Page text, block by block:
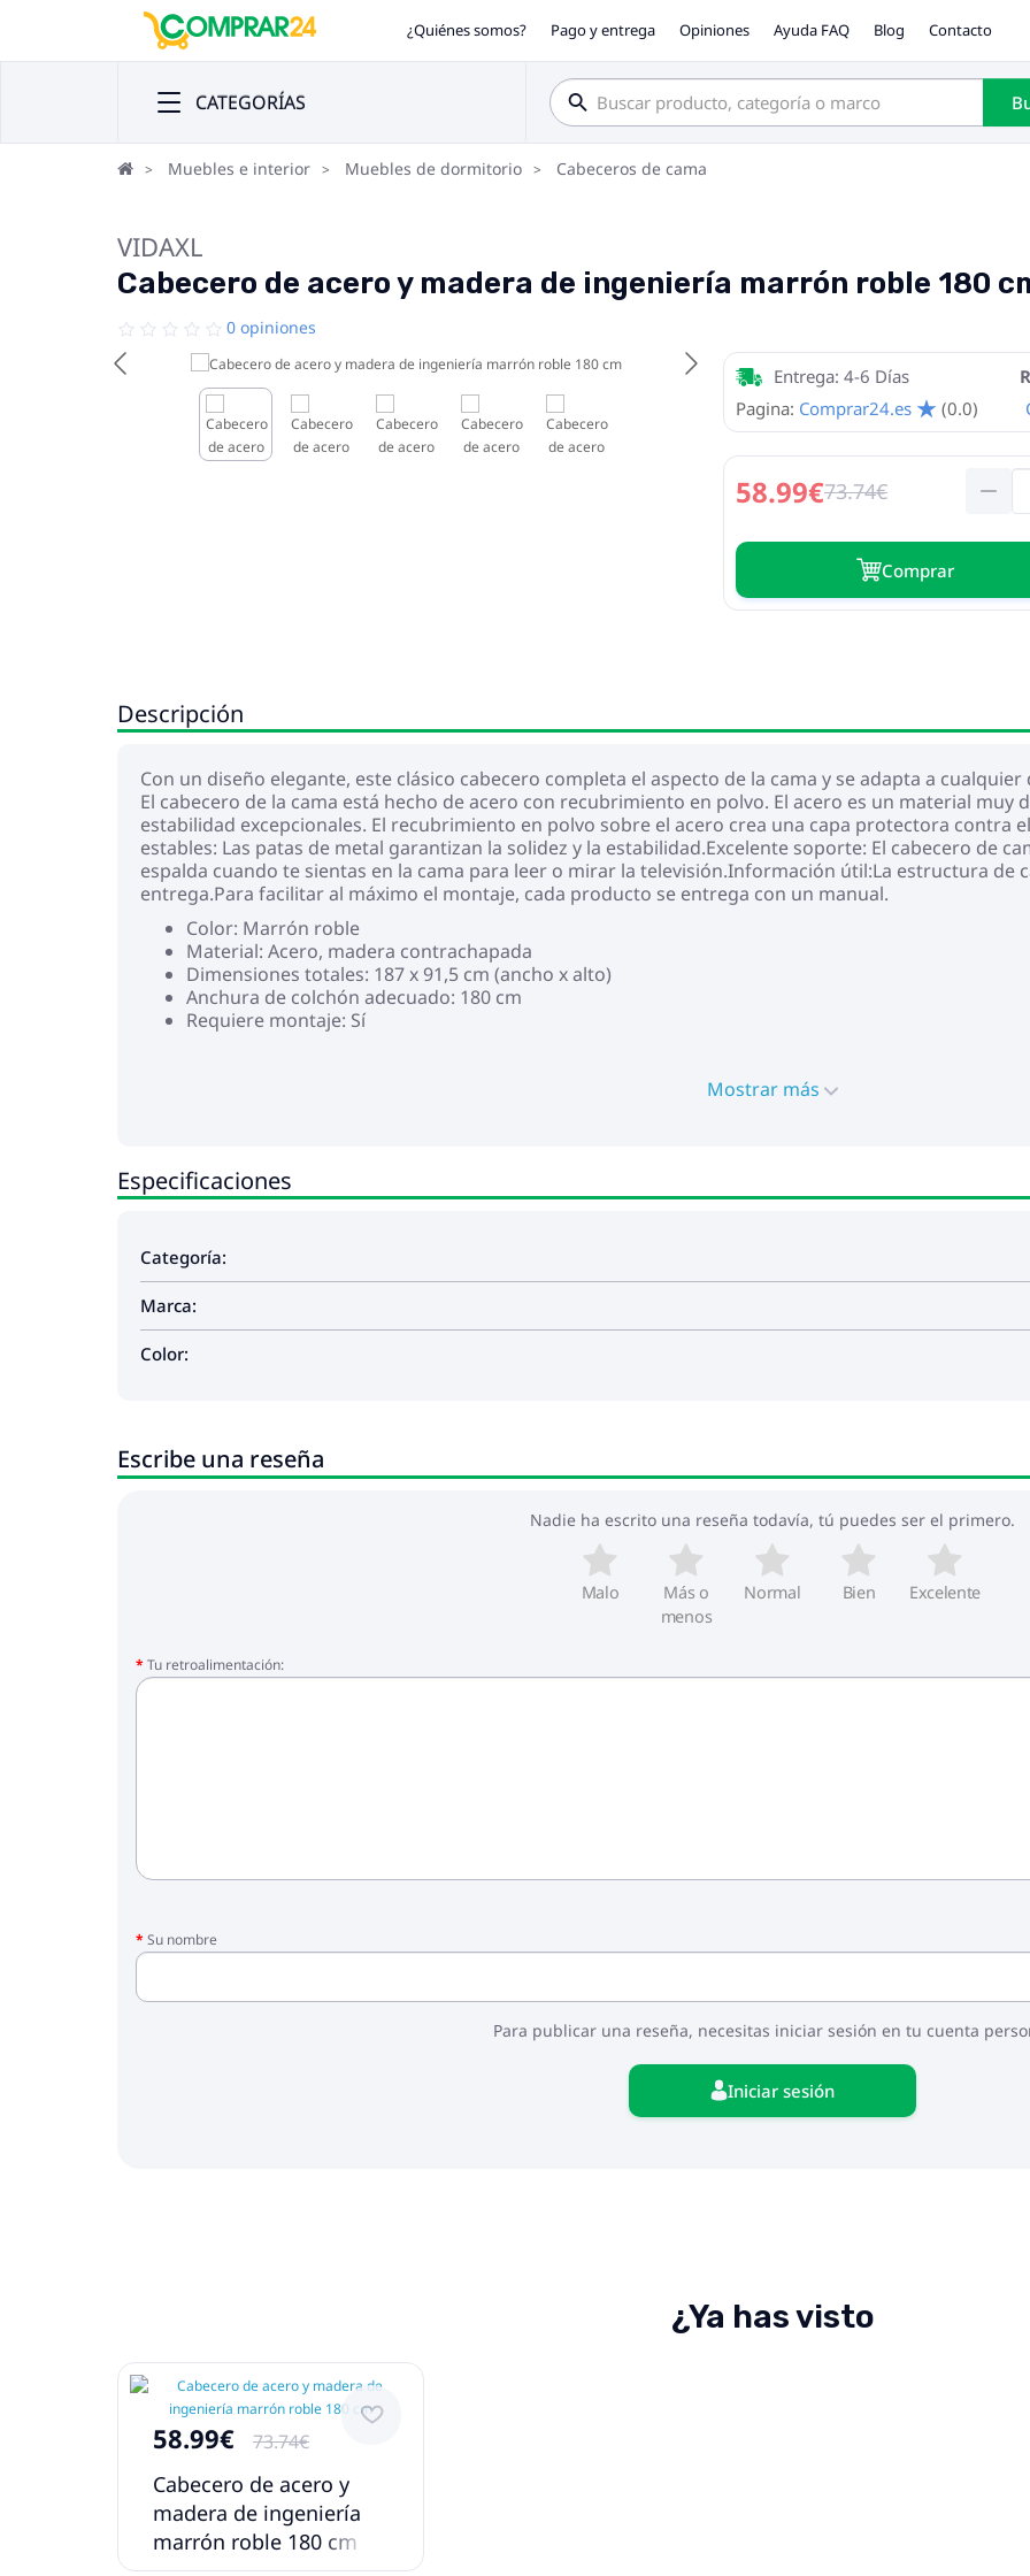
¿Quiénes somos? Pago y entrega Opiniones Ayuda FAQ Blog Contacto
CATEGORÍAS
Muebles e interior Muebles de dormitorio Cabeceros de cama
VIDAXL
Cabecero de acero y madera de ingeniería marrón roble 180
0 opiniones
Entrega: 4-6 Días
Pagina: Comprar24.es (0.0)
58.99€73.74€
Сomprar
Descripción
Con un diseño elegante, este clásico cabecero completa el aspecto de la cama y se adapta a
El cabecero de la cama está hecho de acero con recubrimiento en polvo. El acero es un material muy
estabilidad excepcionales. El recubrimiento en polvo sobre el acero crea una capa protectora contra
estables: Las patas de metal garantizan la solidez y la estabilidad.Excelente soporte: El cabecero de
espalda cuando te sientas en la cama para leer o mirar la televisión.Información útil:La estructura de
entrega.Para facilitar al máximo el montaje, cada producto se entrega con un manual.
Color: Marrón roble
Material: Acero, madera contrachapada
Dimensiones totales: 187 x 91,5 cm (ancho x alto)
Anchura de colchón adecuado: 180 cm
Requiere montaje: Sí
Mostrar más
Especificaciones
Categoría:
Marca:
Color:
Escribe una reseña
Nadie ha escrito una reseña todavía, tú puedes ser el primero.
Malo
Más o
menos
Normal Bien Excelente
Tu retroalimentación:
Su nombre
Para publicar una reseña, necesitas iniciar sesión en tu cuenta
Iniciar sesión
¿Ya has visto
58.99€ 73.74€
Cabecero de acero y
madera de ingeniería
marrón roble 180 cm